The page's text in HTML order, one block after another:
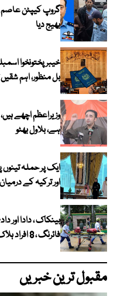
گروپ کیپٹن
بھیج دیا
خیبرپختونخوا
بل منظور، اہم
وزیراعظم اچھے
ہے، بلاول بھٹو
ایک پر حملہ
اور ترکیہ کے
بینکاک ، دادا اور
فائرنگ ، 8 افراد ہلاک ، 14 زخمی
مقبول ترین خبریں